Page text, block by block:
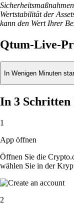
Wertstabilität der
kann den Wert Ihrer
Qtum-Live-
In Wenigen Minuten
In 3 Schritten
1
App öffnen
Öffnen Sie die
wählen Sie in der
2